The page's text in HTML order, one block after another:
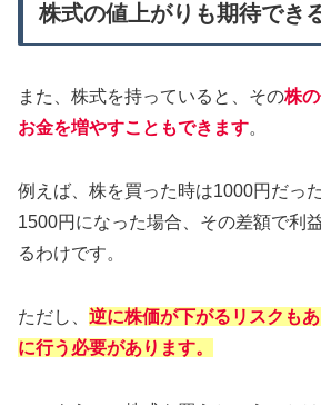
株式の値上がりも期待でき
また、株式を持っていると、その株
お金を増やすこともできます。
例えば、株を買った時は1000円だっ
1500円になった場合、その差額で利
るわけです。
ただし、 逆に株価が下がるリスクも
に行う必要があります。